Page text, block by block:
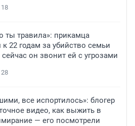
18
ты травила»: прикамца
22 годам за убийство семьи
он звонит ей с угрозами
28
все испортилось»: блогер
видео, как выжить в
— его посмотрели